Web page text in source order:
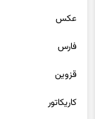
عکس
فارس
قزوین
کاریکاتور